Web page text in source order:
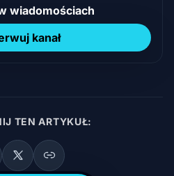
wiadomościach
kanał
TEN ARTYKUŁ: